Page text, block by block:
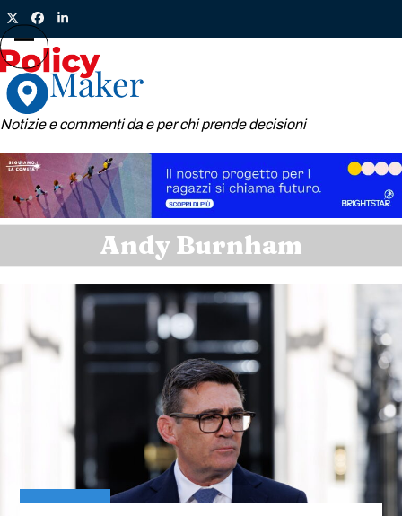
Skip
to
content
TwitterFacebook
LinkedIn
Notizie e commenti da e per chi prende decisioni
Open
mobile
menu
Close
mobile
menu
Andy Burnham